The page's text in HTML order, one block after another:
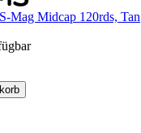
Mag Midcap 120rds, Tan